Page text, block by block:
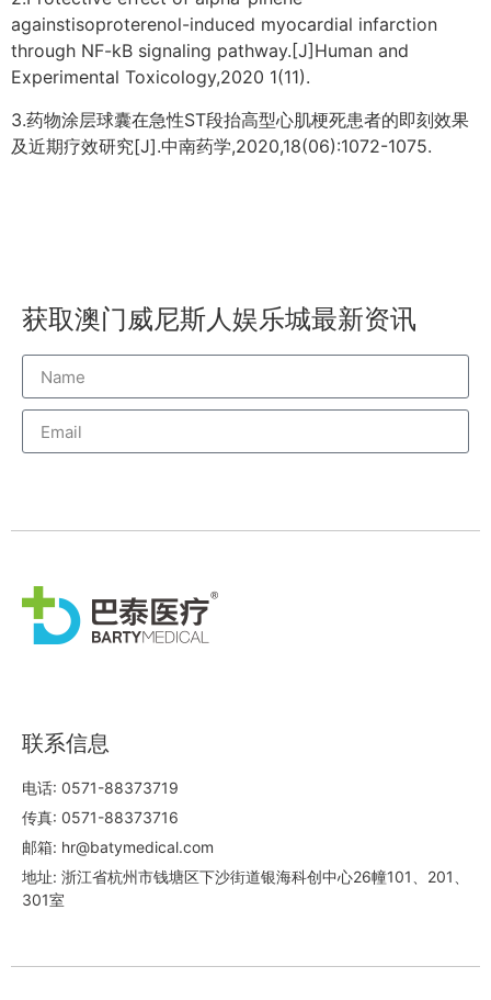
againstisoproterenol-induced myocardial infarction
through NF-kB signaling pathway.[J]Human and
Experimental Toxicology,2020 1(11).
3.药物涂层球囊在急性ST段抬高型心肌梗死患者的即刻效果
及近期疗效研究[J].中南药学,2020,18(06):1072-1075.
获取澳门威尼斯人娱乐城最新资讯
联系信息
电话: 0571-88373719
传真: 0571-88373716
邮箱: hr@batymedical.com
地址: 浙江省杭州市钱塘区下沙街道银海科创中心26幢101、201、
301室